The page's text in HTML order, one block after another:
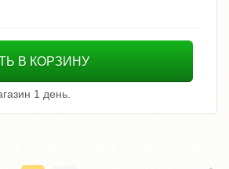
В КОРЗИНУ
1 день.